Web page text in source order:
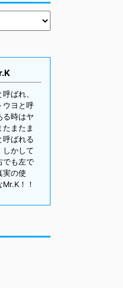
ばれ、
ウヨと呼
る時はヤ
たまたま
呼ばれる
しかして
でも左で
実の使
！！